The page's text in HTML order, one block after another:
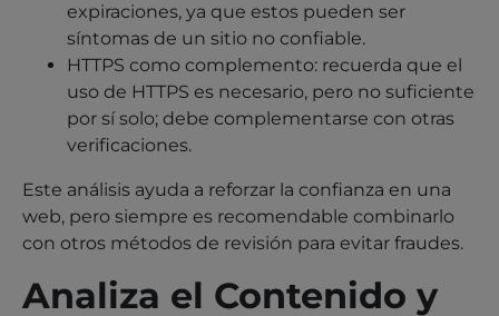
expiraciones, ya que estos pueden ser
síntomas de un sitio no confiable.
HTTPS como complemento: recuerda que el
uso de HTTPS es necesario, pero no suficiente
por sí solo; debe complementarse con otras
verificaciones.
Este análisis ayuda a reforzar la confianza en una
web, pero siempre es recomendable combinarlo
con otros métodos de revisión para evitar fraudes.
Analiza el Contenido y